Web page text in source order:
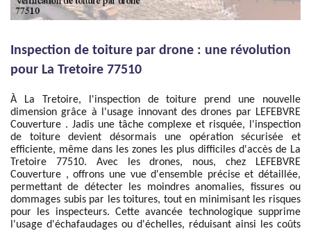
Inspection de toiture par drone : une révolution
pour La Tretoire 77510
À La Tretoire, l'inspection de toiture prend une nouvelle
dimension grâce à l'usage innovant des drones par LEFEBVRE
Couverture . Jadis une tâche complexe et risquée, l'inspection
de toiture devient désormais une opération sécurisée et
efficiente, même dans les zones les plus difficiles d'accès de La
Tretoire 77510. Avec les drones, nous, chez LEFEBVRE
Couverture , offrons une vue d'ensemble précise et détaillée,
permettant de détecter les moindres anomalies, fissures ou
dommages subis par les toitures, tout en minimisant les risques
pour les inspecteurs. Cette avancée technologique supprime
l'usage d'échafaudages ou d'échelles, réduisant ainsi les coûts